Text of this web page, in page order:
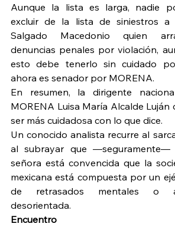
Aunque la lista es larga, nadie
excluir de la lista de siniestros a
Salgado Macedonio quien
denuncias penales por violación,
esto debe tenerlo sin cuidado
ahora es senador por MORENA.
En resumen, la dirigente
MORENA Luisa María Alcalde Luján
ser más cuidadosa con lo que dice.
Un conocido analista recurre al
al subrayar que —seguramente—
señora está convencida que la
mexicana está compuesta por un
de retrasados mentales o
desorientada.
Encuentro